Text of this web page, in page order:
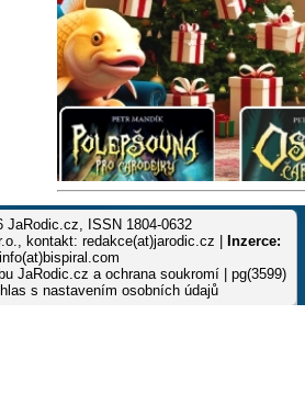
JaRodic.cz, ISSN 1804-0632
kontakt: redakce(at)jarodic.cz |
Inzerce:
info(at)bispiral.com
JaRodic.cz a ochrana soukromí | pg(3599)
s nastavením osobních údajů